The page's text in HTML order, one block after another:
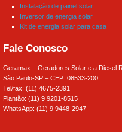
Instalação de painel solar
Inversor de energia solar
Kit de energia solar para casa
Fale Conosco
Geramax – Geradores Solar e a Diesel
São Paulo-SP – CEP: 08533-200
Tel/fax: (11) 4675-2391
Plantão: (11) 9 9201-8515
WhatsApp: (11) 9 9448-2947